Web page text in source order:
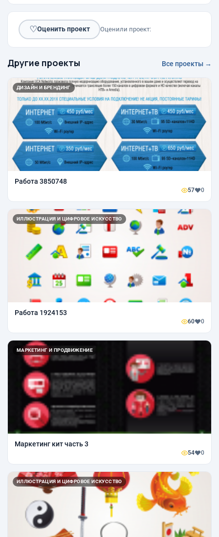
♡Оценить проект Оценили проект:
Другие проекты Все проекты →
ДИЗАЙН И БРЕНДИНГ
Работа 3850748
57 0
ИЛЛЮСТРАЦИЯ И ЦИФРОВОЕ ИСКУССТВО
Работа 1924153
60 0
МАРКЕТИНГ И ПРОДВИЖЕНИЕ
Маркетинг кит часть 3
54 0
ИЛЛЮСТРАЦИЯ И ЦИФРОВОЕ ИСКУССТВО